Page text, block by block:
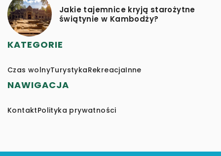
Jakie tajemnice kryją starożytne
świątynie w Kambodży?
KATEGORIE
Czas wolnyTurystykaRekreacjaInne
NAWIGACJA
KontaktPolityka prywatności